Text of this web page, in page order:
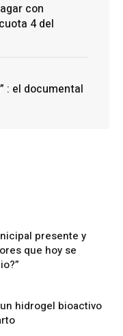
con
4 del
: el documental
presente y
que hoy se
hidrogel bioactivo